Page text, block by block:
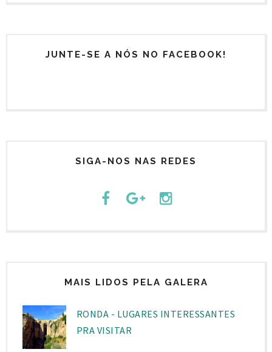
JUNTE-SE A NÓS NO FACEBOOK!
SIGA-NOS NAS REDES
MAIS LIDOS PELA GALERA
RONDA - LUGARES INTERESSANTES
PRA VISITAR